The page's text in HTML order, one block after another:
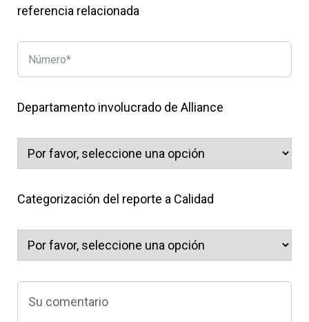
referencia relacionada
Departamento involucrado de Alliance
Categorización del reporte a Calidad